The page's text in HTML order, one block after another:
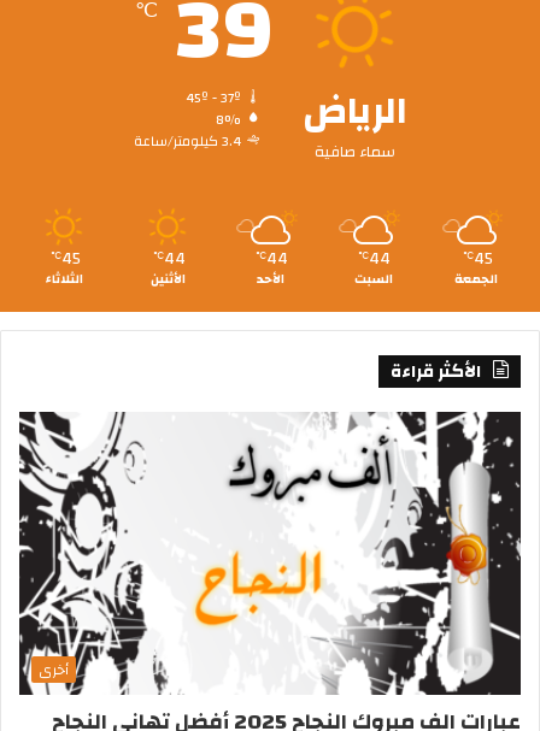
الرياض
سماء صافية
℃
8%
3.4 كيلومتر/ساعة
45
℃
الجمعة
44
℃
السبت
44
℃
الأحد
44
℃
الأثنين
45
℃
الثلاثاء
الأكثر قراءة
أخرى
عبارات الف مبروك النجاح 2025 أفضل تهاني النجاح